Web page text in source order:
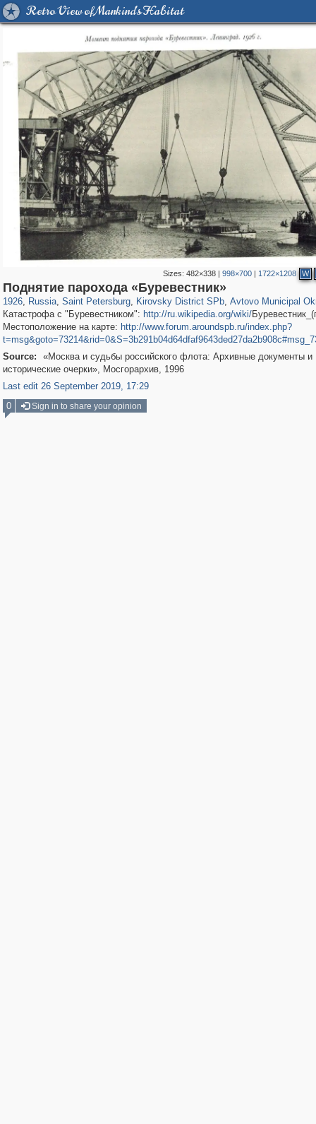
Retro View of Mankind's Habitat
Sizes: 482×338| 998×700| 1722×1208 W
Поднятие парохода «Буревестник»
1926, Russia
1,405,783 29,243
, Saint Petersburg
197,059 5,709
, Kirovsky District SPb
5,973 112
, Avtovo Municipal
Катастрофа с "Буревестником": http://ru.wikipedia.org/wiki/
Местоположение на карте: http://www.forum.aroundspb.ru/index.php?
Source:
«Москва и судьбы российского флота: Архивные документы и
исторические очерки», Мосгорархив, 1996
Last edit 26 September 2019, 17:29
0
Sign in to share your opinion